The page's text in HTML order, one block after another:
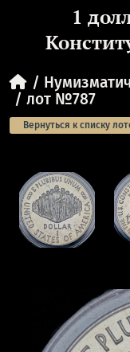
1
лот №787
Вернуться к списку